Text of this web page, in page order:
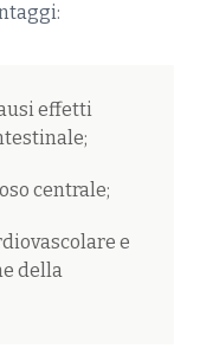
effetti
centrale;
e
della